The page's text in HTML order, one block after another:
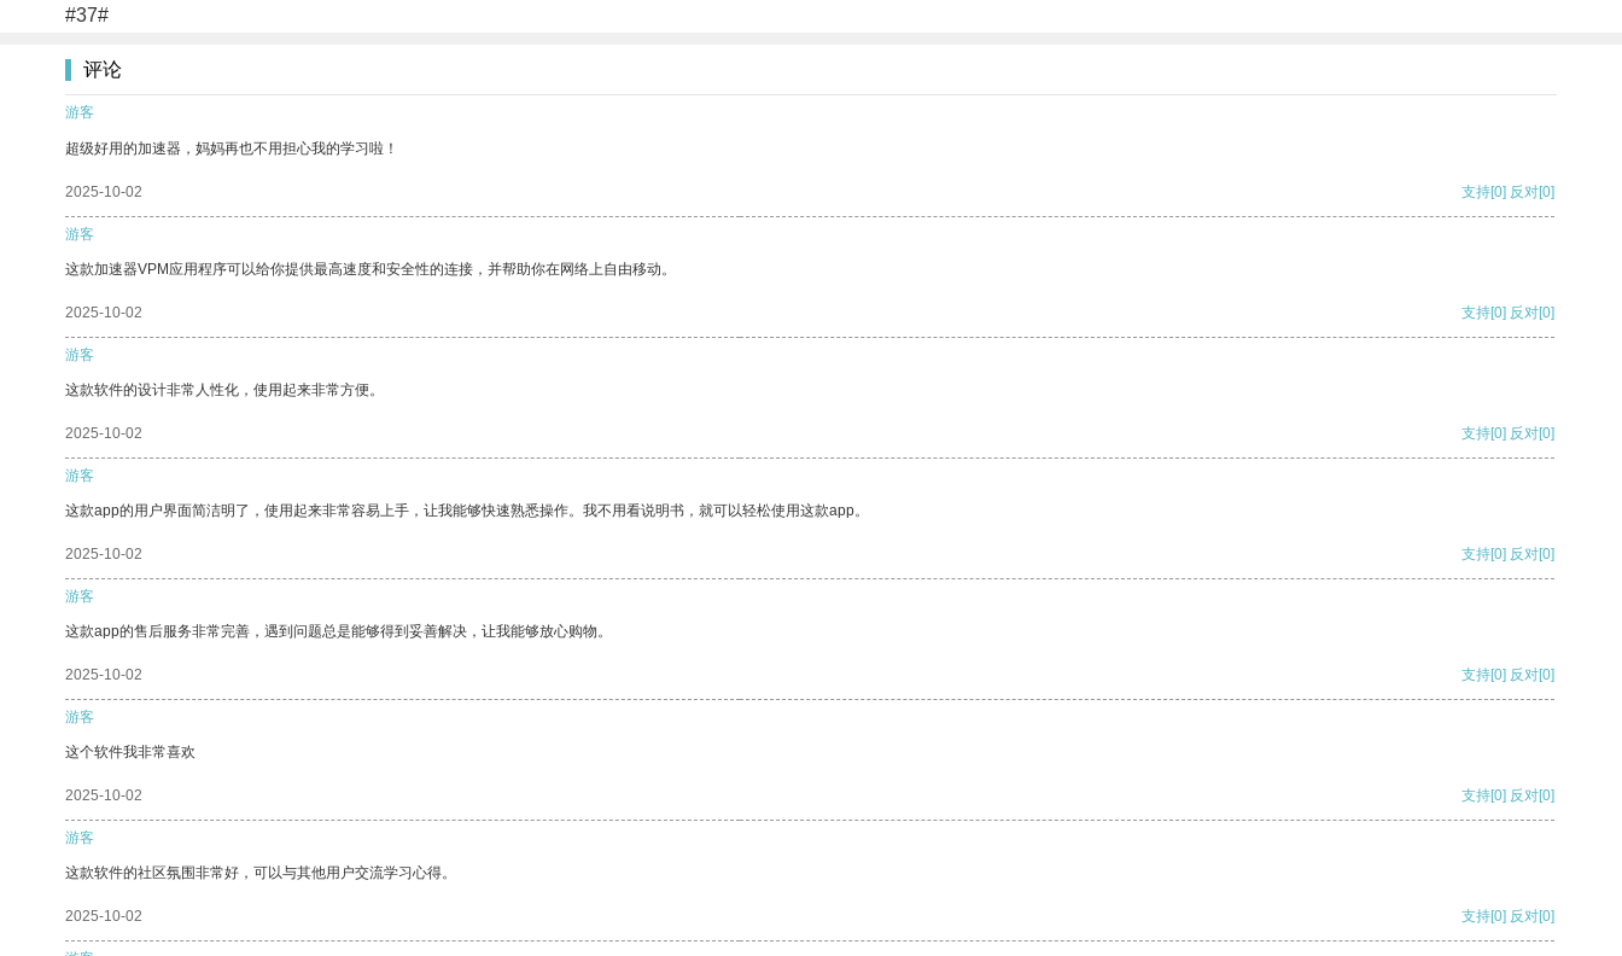
#37#
评论
游客
超级好用的加速器，妈妈再也不用担心我的学习啦！
2025-10-02 支持[0] 反对[0]
游客
这款加速器VPM应用程序可以给你提供最高速度和安全性的连接，并帮助你在网络上自由移动。
2025-10-02 支持[0] 反对[0]
游客
这款软件的设计非常人性化，使用起来非常方便。
2025-10-02 支持[0] 反对[0]
游客
这款app的用户界面简洁明了，使用起来非常容易上手，让我能够快速熟悉操作。我不用看说明书，就可以轻松使用这款app。
2025-10-02 支持[0] 反对[0]
游客
这款app的售后服务非常完善，遇到问题总是能够得到妥善解决，让我能够放心购物。
2025-10-02 支持[0] 反对[0]
游客
这个软件我非常喜欢
2025-10-02 支持[0] 反对[0]
游客
这款软件的社区氛围非常好，可以与其他用户交流学习心得。
2025-10-02 支持[0] 反对[0]